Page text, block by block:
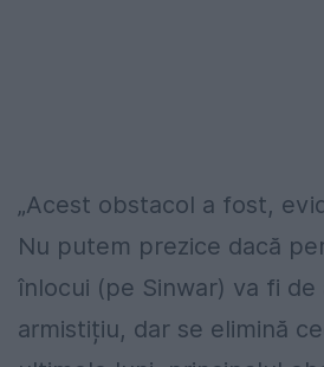
„Acest obstacol a fost,
Nu putem prezice dacă
înlocui (pe Sinwar) va fi de
armistițiu, dar se elimină